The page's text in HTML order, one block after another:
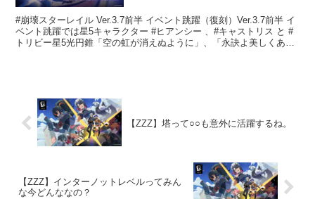
#崩壊スターレイル Ver.3.7前半 イベント跳躍（復刻）Ver.3.7前半 イ
ベント跳躍では星5キャラクター #ヒアンシー 、#キャストリス と #
トリビー星5光円錐「空の虹が消えぬように」、「永訣よ美しくあ
【ZZZ】塔って○○も意外に活躍するね。
【ZZZ】インターノットレベルってみん
な今どんななの？